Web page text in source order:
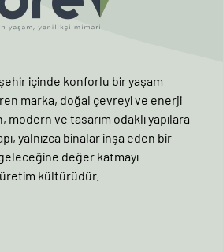
şehir içinde konforlu bir yaşam
marka, doğal çevreyi ve enerji
ve tasarım odaklı yapılara
yalnızca binalar inşa eden bir
değer katmayı
kültürüdür.